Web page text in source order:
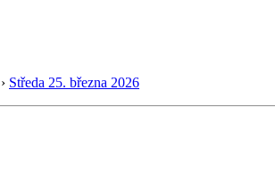
› Středa 25. března 2026